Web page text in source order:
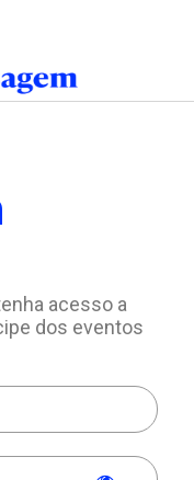
acesso a
dos eventos